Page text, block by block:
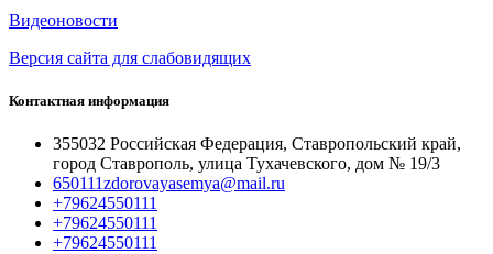
Видеоновости
Версия сайта для слабовидящих
Контактная информация
355032 Российская Федерация, Ставропольский край,
город Ставрополь, улица Тухачевского, дом № 19/3
650111zdorovayasemya@mail.ru
+79624550111
+79624550111
+79624550111